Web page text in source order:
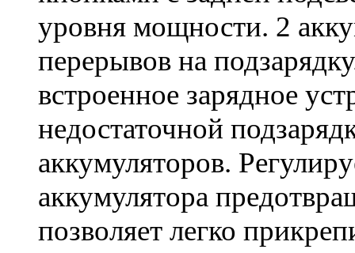
уровня мощности. 2
перерывов на
встроенное зарядное
недостаточной
аккумуляторов.
аккумулятора
позволяет легко